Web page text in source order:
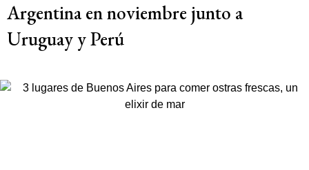
Argentina en noviembre junto a
Uruguay y Perú